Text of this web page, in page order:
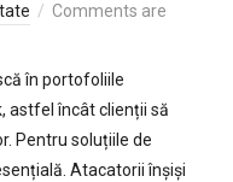
Comments are
în portofoliile
astfel încât clienții să
Pentru soluțiile de
Atacatorii înșiși